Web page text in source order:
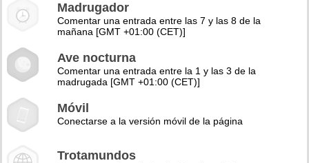
Madrugador
Comentar una entrada entre las 7 y las 8 de la
mañana [GMT +01:00 (CET)]
Ave nocturna
Comentar una entrada entre la 1 y las 3 de la
madrugada [GMT +01:00 (CET)]
Móvil
Conectarse a la versión móvil de la página
Trotamundos